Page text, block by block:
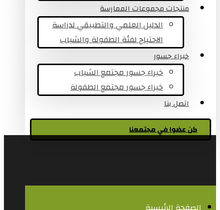
منتجات مجموعات الممارسة
الدليل العلمي والتطبيقي لدراسة
الاحتياج لفئة الطفولة والشباب
خبراء جسور
خبراء جسور مجتمع الشباب
خبراء جسور مجتمع الطفولة
اتصل بنا
كن عضوا في مجتمعنا